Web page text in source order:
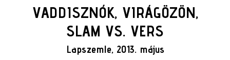
VADDISZNÓK, VIRÁGÖZÖN,
SLAM VS. VERS
Lapszemle, 2013. május